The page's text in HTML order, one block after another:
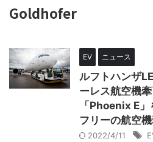
Goldhofer
EV ニュース
ルフトハンザ
ーレス航空機
「Phoenix E
フリーの航空
2022/4/11